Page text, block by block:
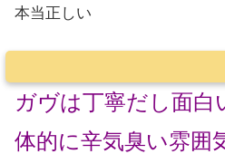
本当正しい
ガヴは丁寧だし面白
体的に辛気臭い雰囲